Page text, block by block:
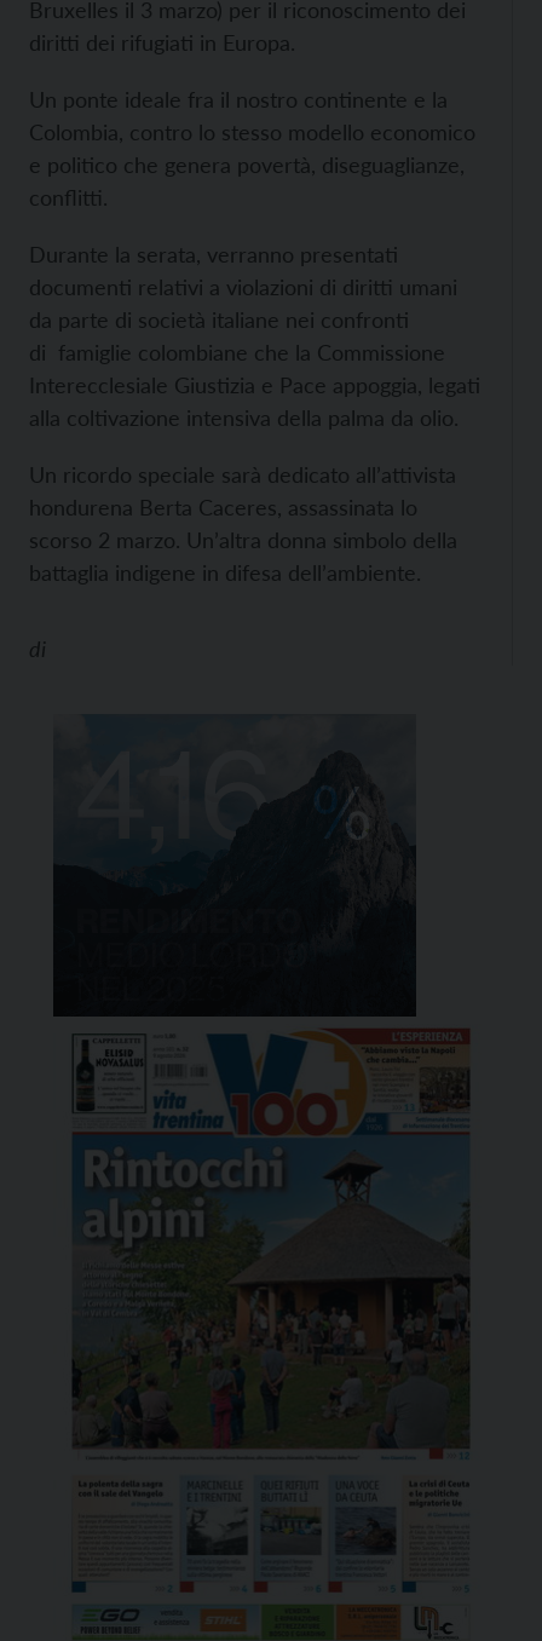
Bruxelles il 3 marzo) per il riconoscimento dei
diritti dei rifugiati in Europa.
Un ponte ideale fra il nostro continente e la
Colombia, contro lo stesso modello economico
e politico che genera povertà, diseguaglianze,
conflitti.
Durante la serata, verranno presentati
documenti relativi a violazioni di diritti umani
da parte di società italiane nei confronti
di famiglie colombiane che la Commissione
Interecclesiale Giustizia e Pace appoggia, legati
alla coltivazione intensiva della palma da olio.
Un ricordo speciale sarà dedicato all’attivista
hondurena Berta Caceres, assassinata lo
scorso 2 marzo. Un’altra donna simbolo della
battaglia indigene in difesa dell’ambiente.
di